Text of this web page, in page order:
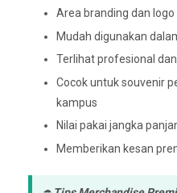
Area branding dan
Mudah digunakan
Terlihat profesional
Cocok untuk souvenir
kampus
Nilai pakai jangka
Memberikan kesan